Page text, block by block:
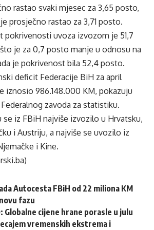
rastao svaki mjesec za 3,65 posto,
prosječno rastao za 3,71 posto.
pokrivenosti uvoza izvozom je 51,7
je za 0,7 posto manje u odnosu na
je pokrivenost bila 52,4 posto.
deficit Federacije BiH za april
iznosio 986.148.000 KM, pokazuju
zavoda za statistiku.
se iz FBiH najviše izvozilo u Hrvatsku,
i Austriju, a najviše se uvozilo iz
i Kine.
Autocesta FBiH od 22 miliona KM
fazu
Globalne cijene hrane porasle u julu
vremenskih ekstrema i